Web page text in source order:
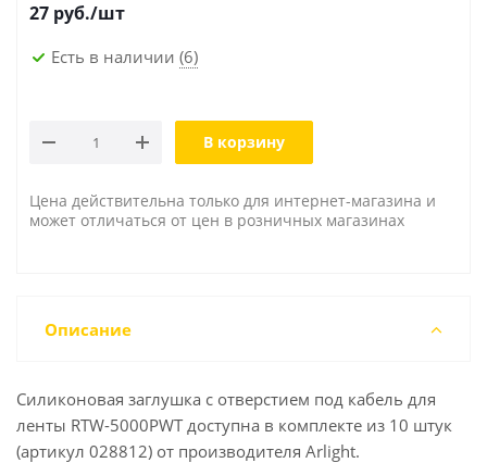
27 руб./шт
Есть в наличии (6)
В корзину
Цена действительна только для интернет-магазина и
может отличаться от цен в розничных магазинах
Описание
Силиконовая заглушка с отверстием под кабель для
ленты RTW-5000PWT доступна в комплекте из 10 штук
(артикул 028812) от производителя Arlight.